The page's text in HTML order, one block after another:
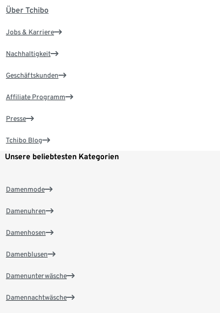
Über Tchibo
Jobs & Karriere
Nachhaltigkeit
Geschäftskunden
Affiliate Programm
Presse
Tchibo Blog
Unsere beliebtesten Kategorien
Damenmode
Damenuhren
Damenhosen
Damenblusen
Damenunterwäsche
Damennachtwäsche